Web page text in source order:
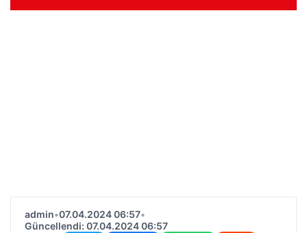
admin•07.04.2024 06:57•
Güncellendi: 07.04.2024 06:57